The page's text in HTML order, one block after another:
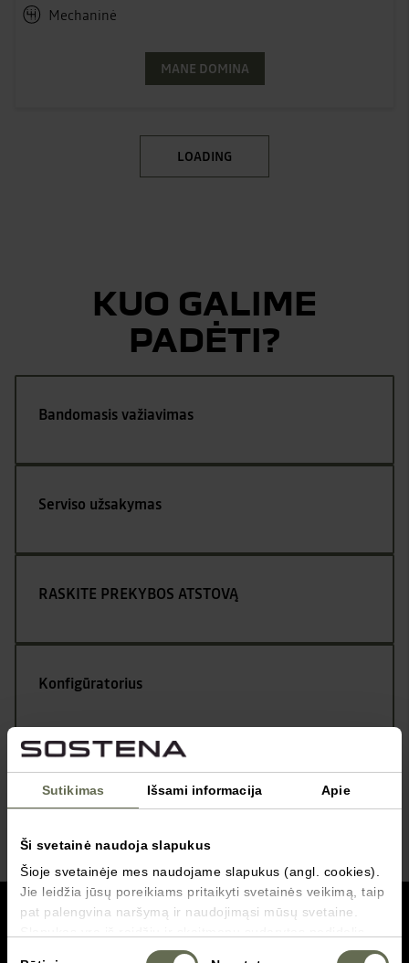
Sutikimas Išsami informacija Apie
Ši svetainė naudoja slapukus
Šioje svetainėje mes naudojame slapukus (angl. cookies).
Jie leidžia jūsų poreikiams pritaikyti svetainės veikimą, taip
pat palengvina naršymą ir naudojimąsi mūsų svetaine.
failas, vartotojui naršant tam tikrose svetainėse
Mechaninė
MANE DOMINA
LOADING
KUO GALIME
PADĖTI?
Bandomasis važiavimas
Serviso užsakymas
RASKITE PREKYBOS ATSTOVĄ
Konfigūratorius
Kontaktai
grįžti į viršų
Servisas